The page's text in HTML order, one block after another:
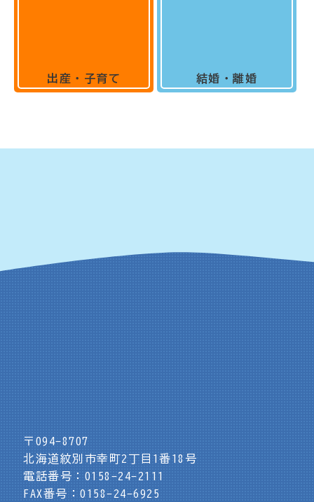
出産・子育て 結婚・離婚
〒094-8707
北海道紋別市幸町2丁目1番18号
電話番号：0158-24-2111
FAX番号：0158-24-6925